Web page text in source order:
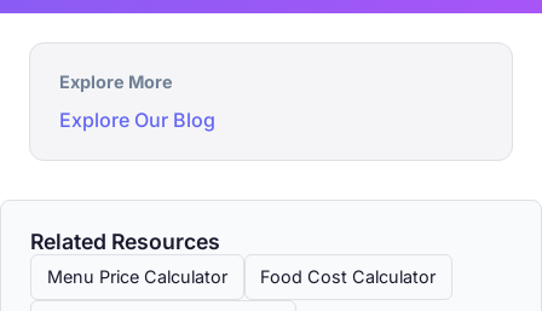
Explore More
Explore Our Blog
Related Resources
Menu Price Calculator Food Cost Calculator